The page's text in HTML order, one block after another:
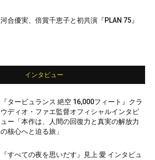
河合優実、倍賞千恵子と初共演『PLAN 75』
インタビュー
『タービュランス 絶空 16,000フィート』クラ
ウディオ・ファエ監督オフィシャルインタビ
ュー「本作は、人間の回復力と真実の解放力
の核心へと迫る旅」
『すべての夜を思いだす』見上 愛 インタビュ